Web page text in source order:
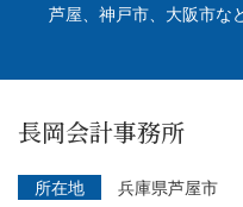
芦屋、神戸市、大阪市
長岡会計事務所
所在地
兵庫県芦屋市